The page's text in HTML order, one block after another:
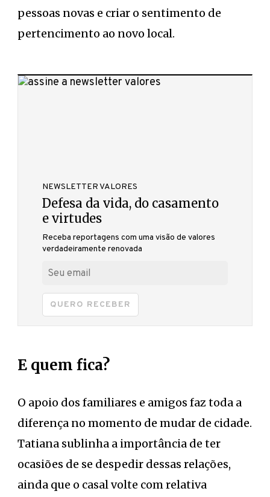
pessoas novas e criar o sentimento de
pertencimento ao novo local.
NEWSLETTER VALORES
Defesa da vida, do casamento
e virtudes
Receba reportagens com uma visão de valores
verdadeiramente renovada
QUERO RECEBER
E quem fica?
O apoio dos familiares e amigos faz toda a
diferença no momento de mudar de cidade.
Tatiana sublinha a importância de ter
ocasiões de se despedir dessas relações,
ainda que o casal volte com relativa